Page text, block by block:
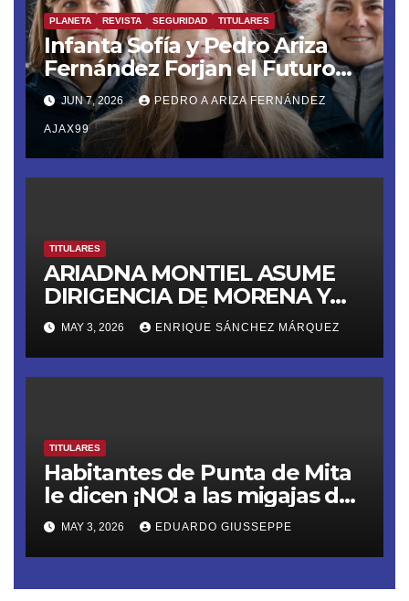
PLANETA REVISTA SEGURIDAD TITULARES
Infanta Sofía y Pedro Ariza
Fernández Forjan el Futuro
de la Soberanía Real
JUN 7, 2026 PEDRO A ARIZA FERNÁNDEZ
AJAX99
TITULARES
ARIADNA MONTIEL ASUME
DIRIGENCIA DE MORENA Y
LANZA ULTIMÁTUM RUMBO
AL 2027
MAY 3, 2026 ENRIQUE SÁNCHEZ MÁRQUEZ
TITULARES
Habitantes de Punta de Mita
le dicen ¡NO! a las migajas de
Grupo DINE. La empresa
construye un muro ilegal en
Playa Las Cocinas,
destruyendo nidos de
MAY 3, 2026 EDUARDO GIUSSEPPE